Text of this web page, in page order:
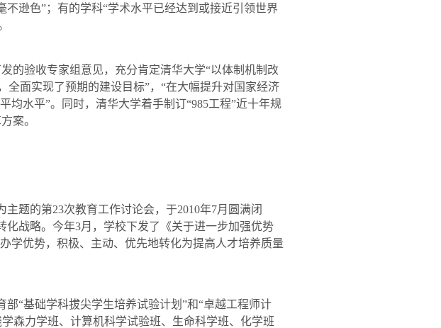
逊色”；有的学科“学术水平已经达到或接近引领世界
的验收专家组意见，充分肯定清华大学“以体制机制改
面实现了预期的建设目标”，“在大幅提升对国家经济
均水平”。同时，清华大学着手制订“985工程”近十年规
案。
主题的第23次教育工作讨论会，于2010年7月圆满闭
化战略。今年3月，学校下发了《关于进一步加强优势
学优势，积极、主动、优先地转化为提高人才培养质量
“基础学科拔尖学生培养试验计划”和“卓越工程师计
森力学班、计算机科学试验班、生命科学班、化学班